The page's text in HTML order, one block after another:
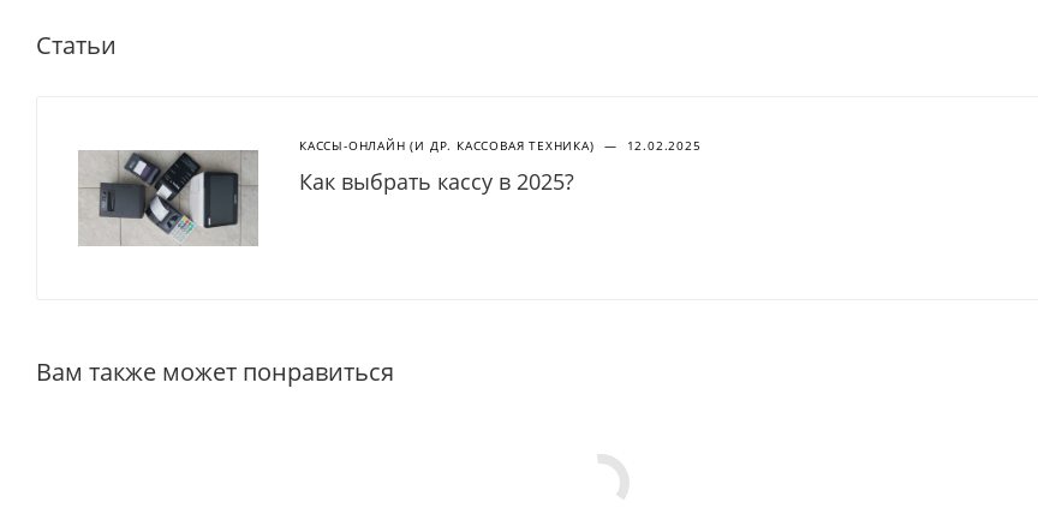
Статьи
КАССЫ-ОНЛАЙН (И ДР. КАССОВАЯ ТЕХНИКА) — 12.02.2025
Как выбрать кассу в 2025?
Вам также может понравиться